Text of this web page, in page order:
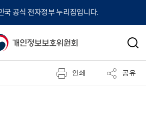
국 공식 전자정부 누리집입니다.
검
인쇄 공유